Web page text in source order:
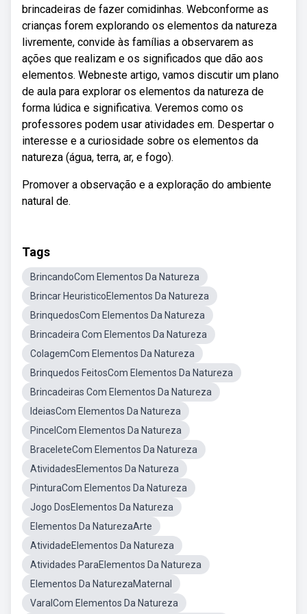
brincadeiras de fazer comidinhas. Webconforme as
crianças forem explorando os elementos da natureza
livremente, convide às famílias a observarem as
ações que realizam e os significados que dão aos
elementos. Webneste artigo, vamos discutir um plano
de aula para explorar os elementos da natureza de
forma lúdica e significativa. Veremos como os
professores podem usar atividades em. Despertar o
interesse e a curiosidade sobre os elementos da
natureza (água, terra, ar, e fogo).
Promover a observação e a exploração do ambiente
natural de.
Tags
BrincandoCom Elementos Da Natureza
Brincar HeuristicoElementos Da Natureza
BrinquedosCom Elementos Da Natureza
Brincadeira Com Elementos Da Natureza
ColagemCom Elementos Da Natureza
Brinquedos FeitosCom Elementos Da Natureza
Brincadeiras Com Elementos Da Natureza
IdeiasCom Elementos Da Natureza
PincelCom Elementos Da Natureza
BraceleteCom Elementos Da Natureza
AtividadesElementos Da Natureza
PinturaCom Elementos Da Natureza
Jogo DosElementos Da Natureza
Elementos Da NaturezaArte
AtividadeElementos Da Natureza
Atividades ParaElementos Da Natureza
Elementos Da NaturezaMaternal
VaralCom Elementos Da Natureza